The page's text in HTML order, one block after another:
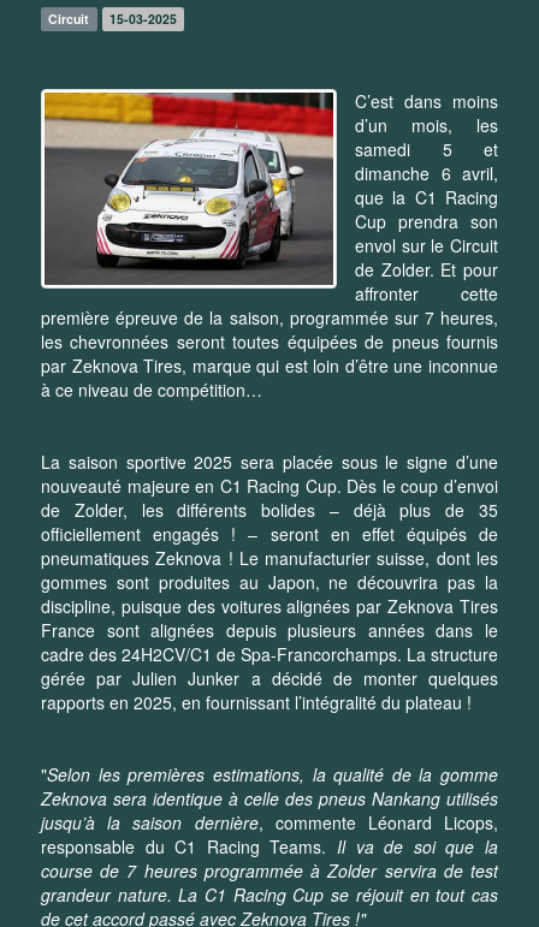
Circuit 15-03-2025
C’est dans moins
d’un mois, les
samedi 5 et
dimanche 6 avril,
que la C1 Racing
Cup prendra son
envol sur le Circuit
de Zolder. Et pour
affronter cette
première épreuve de la saison, programmée sur 7 heures,
les chevronnées seront toutes équipées de pneus fournis
par Zeknova Tires, marque qui est loin d’être une inconnue
à ce niveau de compétition…
La saison sportive 2025 sera placée sous le signe d’une
nouveauté majeure en C1 Racing Cup. Dès le coup d’envoi
de Zolder, les différents bolides – déjà plus de 35
officiellement engagés ! – seront en effet équipés de
pneumatiques Zeknova ! Le manufacturier suisse, dont les
gommes sont produites au Japon, ne découvrira pas la
discipline, puisque des voitures alignées par Zeknova Tires
France sont alignées depuis plusieurs années dans le
cadre des 24H2CV/C1 de Spa-Francorchamps. La structure
gérée par Julien Junker a décidé de monter quelques
rapports en 2025, en fournissant l’intégralité du plateau !
"Selon les premières estimations, la qualité de la gomme
Zeknova sera identique à celle des pneus Nankang utilisés
jusqu’à la saison dernière, commente Léonard Licops,
responsable du C1 Racing Teams. Il va de soi que la
course de 7 heures programmée à Zolder servira de test
grandeur nature. La C1 Racing Cup se réjouit en tout cas
de cet accord passé avec Zeknova Tires !"